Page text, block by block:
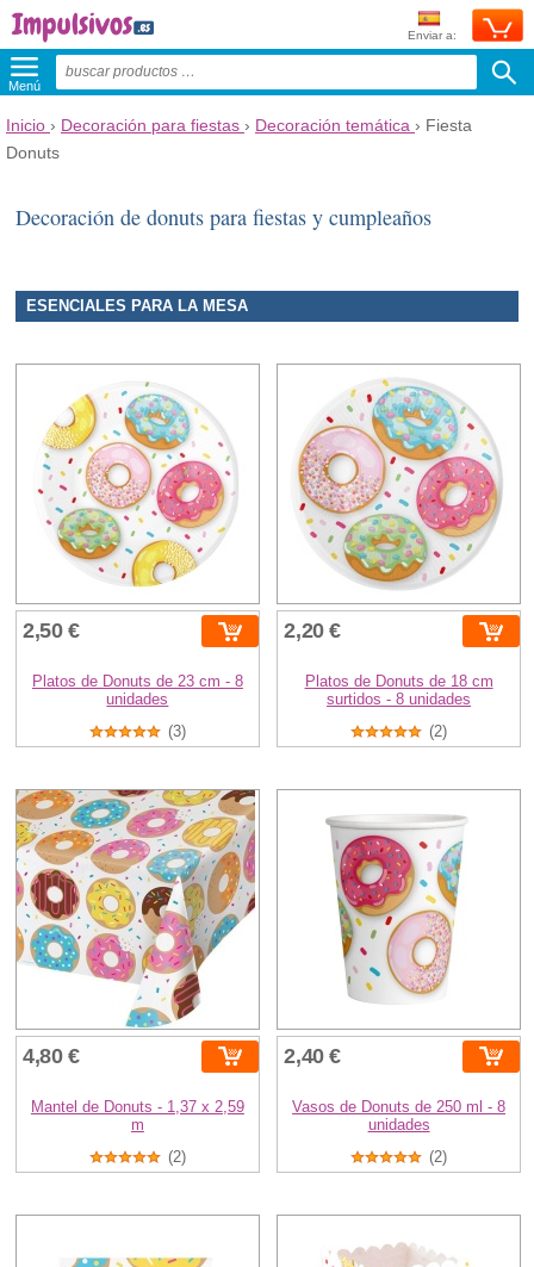
Enviar a:
Menú
Inicio › Decoración para fiestas › Decoración temática › Fiesta
Donuts
Decoración de donuts para fiestas y cumpleaños
ESENCIALES PARA LA MESA
2,50 €
Platos de Donuts de 23 cm - 8
unidades
(3)
2,20 €
Platos de Donuts de 18 cm
surtidos - 8 unidades
(2)
4,80 €
Mantel de Donuts - 1,37 x 2,59
m
(2)
2,40 €
Vasos de Donuts de 250 ml - 8
unidades
(2)